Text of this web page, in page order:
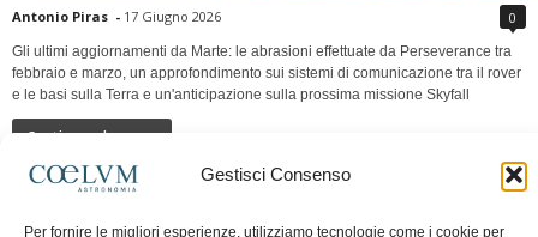
Gestisci Consenso
Per fornire le migliori esperienze, utilizziamo tecnologie come i cookie per
Antonio Piras - 17 Giugno 2026 0
Gli ultimi aggiornamenti da Marte: le abrasioni effettuate da Perseverance tra
febbraio e marzo, un approfondimento sui sistemi di comunicazione tra il rover
e le basi sulla Terra e un'anticipazione sulla prossima missione Skyfall
Continua a leggere